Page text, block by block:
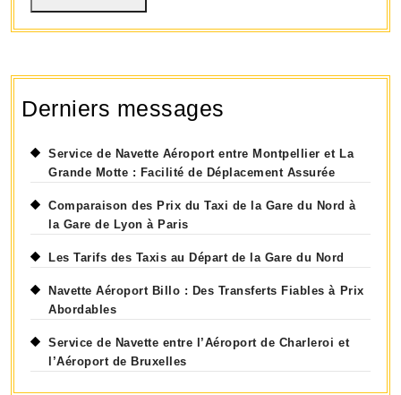
Derniers messages
Service de Navette Aéroport entre Montpellier et La
Grande Motte : Facilité de Déplacement Assurée
Comparaison des Prix du Taxi de la Gare du Nord à
la Gare de Lyon à Paris
Les Tarifs des Taxis au Départ de la Gare du Nord
Navette Aéroport Billo : Des Transferts Fiables à Prix
Abordables
Service de Navette entre l’Aéroport de Charleroi et
l’Aéroport de Bruxelles